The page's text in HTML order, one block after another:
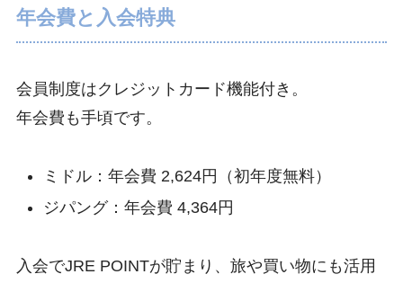
年会費と入会特典
会員制度はクレジットカード機能付き。
年会費も手頃です。
ミドル：年会費 2,624円（初年度無料）
ジパング：年会費 4,364円
入会でJRE POINTが貯まり、旅や買い物にも活用